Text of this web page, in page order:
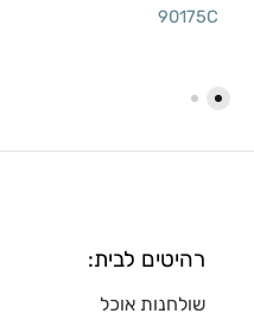
90175C
רהיטים לבית:
שולחנות אוכל